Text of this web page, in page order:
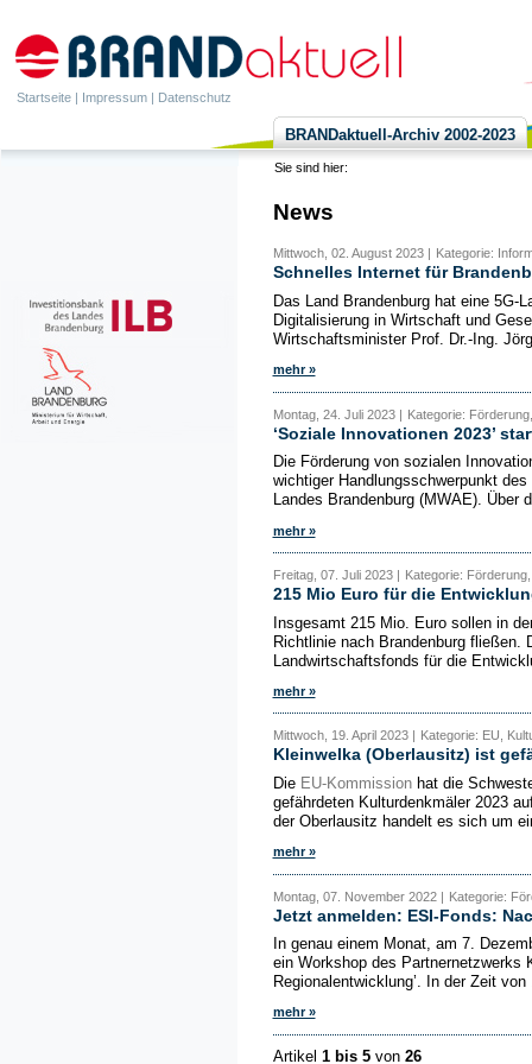
Startseite | Impressum | Datenschutz
BRANDaktuell-Archiv 2002-2023
Sie sind hier:
News
Mittwoch, 02. August 2023 | Kategorie:
Schnelles Internet für
Das Land Brandenburg hat eine 5G-
Digitalisierung in Wirtschaft und
Wirtschaftsminister Prof. Dr.-Ing.
mehr »
Montag, 24. Juli 2023 | Kategorie:
‘Soziale Innovationen 2023’
Die Förderung von sozialen
wichtiger Handlungsschwerpunkt
Landes Brandenburg (MWAE). Über
mehr »
Freitag, 07. Juli 2023 | Kategorie:
215 Mio Euro für die
Insgesamt 215 Mio. Euro sollen in
Richtlinie nach Brandenburg fließen.
Landwirtschaftsfonds für die
mehr »
Mittwoch, 19. April 2023 | Kategorie: EU,
Kleinwelka (Oberlausitz) ist
Die EU-Kommissionhat die
gefährdeten Kulturdenkmäler 2023
der Oberlausitz handelt es sich um
mehr »
Montag, 07. November 2022 | Kategorie:
Jetzt anmelden: ESI-Fonds:
In genau einem Monat, am 7.
ein Workshop des Partnernetzwerks
Regionalentwicklung’. In der Zeit
mehr »
Artikel 1 bis 5von 26